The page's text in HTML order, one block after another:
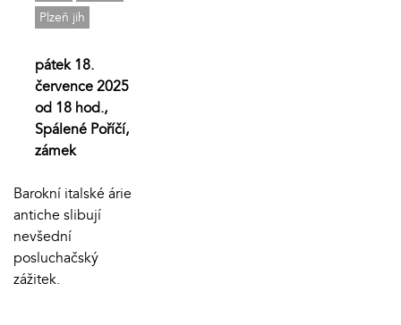
Plzeň jih
pátek 18.
července 2025
od 18 hod.,
Spálené Poříčí,
zámek
Barokní italské árie
antiche slibují
nevšední
posluchačský
zážitek.